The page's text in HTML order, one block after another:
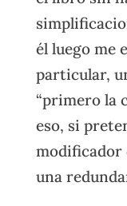
él luego me
particular,
“primero la
eso, si
modificador
una